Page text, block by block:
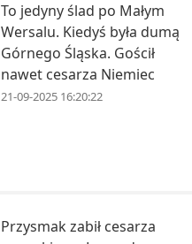
To jedyny ślad po Małym
Wersalu. Kiedyś była dumą
Górnego Śląska. Gościł
nawet cesarza Niemiec
21-09-2025 16:20:22
Przysmak zabił cesarza